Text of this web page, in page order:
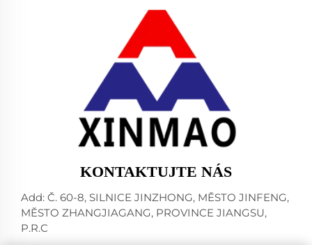
KONTAKTUJTE NÁS
Add: Č. 60-8, SILNICE JINZHONG, MĚSTO JINFENG,
MĚSTO ZHANGJIAGANG, PROVINCE JIANGSU,
P.R.C